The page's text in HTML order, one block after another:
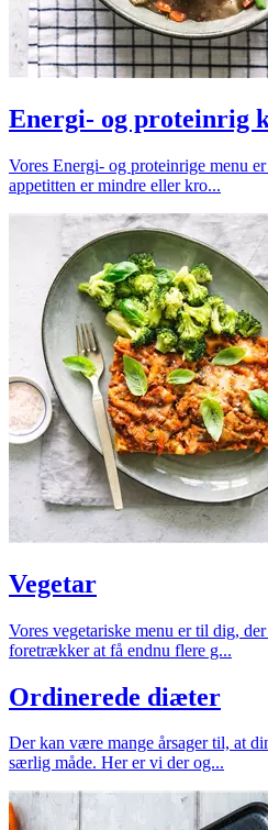
Energi- og proteinrig
Vores Energi- og proteinrige menu
appetitten er mindre eller kro...
Vegetar
Vores vegetariske menu er til dig,
foretrækker at få endnu flere g...
Ordinerede diæter
Der kan være mange årsager til, at
særlig måde. Her er vi der og...